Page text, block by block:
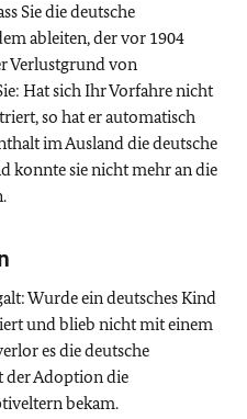
Sie die deutsche
ableiten, der vor 1904
Verlustgrund von
Hat sich Ihr Vorfahre nicht
so hat er automatisch
im Ausland die deutsche
konnte sie nicht mehr an die
Wurde ein deutsches Kind
und blieb nicht mit einem
es die deutsche
der Adoption die
bekam.